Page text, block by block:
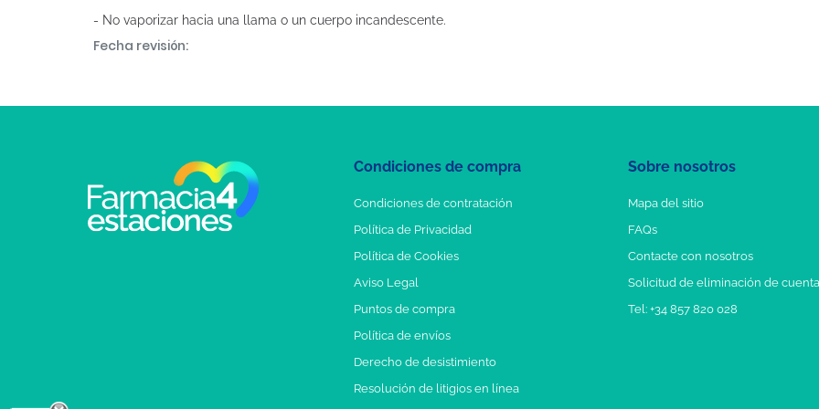
- No vaporizar hacia una llama o un cuerpo incandescente.
Fecha revisión:
Condiciones de compra
Condiciones de contratación
Política de Privacidad
Política de Cookies
Aviso Legal
Puntos de compra
Política de envíos
Derecho de desistimiento
Resolución de litigios en línea
Sobre nosotros
Mapa del sitio
FAQs
Contacte con nosotros
Solicitud de eliminación de cuenta
Tel: +34 857 820 028